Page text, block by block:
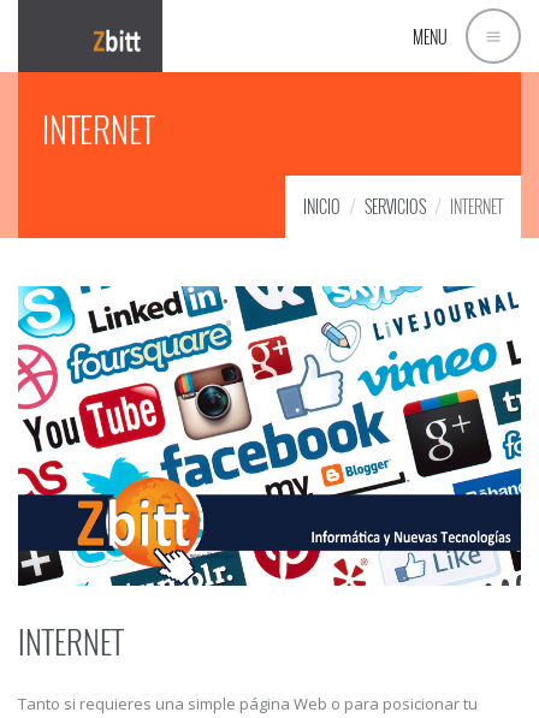
MENU
INTERNET
INICIO SERVICIOS INTERNET
INTERNET
Tanto si requieres una simple página Web o para posicionar tu